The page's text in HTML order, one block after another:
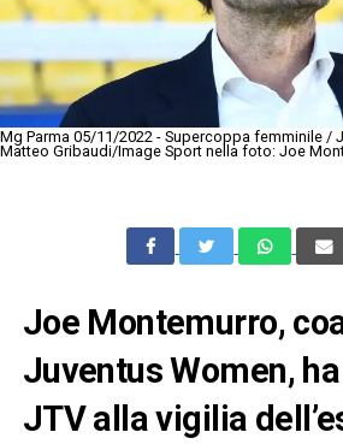
Mg Parma 05/11/2022 - Supercoppa femminile /
Matteo Gribaudi/Image Sport nella foto: Joe
Joe Montemurro,
Juventus Women,
JTV alla vigilia